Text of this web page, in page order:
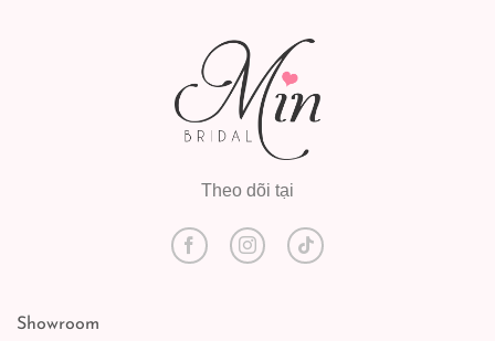
Theo dõi tại
Showroom